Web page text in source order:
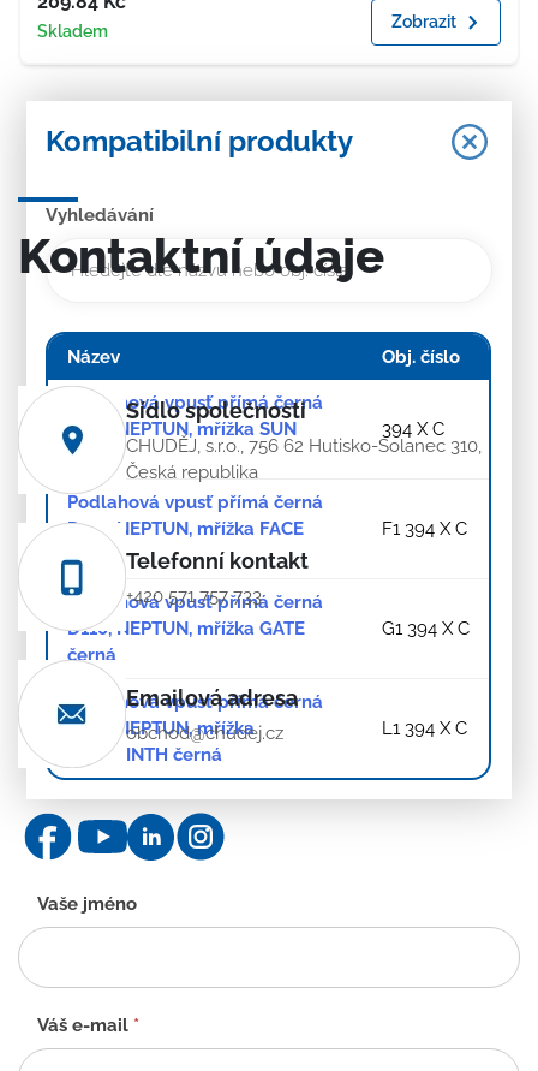
Dostupnost
Skladem Zobrazit
Kompatibilní produkty
Vyhledávání
Název Obj. číslo
Podlahová vpusť přímá černá
D110, NEPTUN, mřížka SUN
černá
394 X C
Podlahová vpusť přímá černá
D110, NEPTUN, mřížka FACE
černá
F1 394 X C
Podlahová vpusť přímá černá
D110, NEPTUN, mřížka GATE
černá
G1 394 X C
Podlahová vpusť přímá černá
D110, NEPTUN, mřížka
LABYRINTH černá
L1 394 X C
Kontaktní údaje
Sídlo společnosti
CHUDĚJ, s.r.o., 756 62 Hutisko-Solanec 310,
Česká republika
Telefonní kontakt
+420 571 757 733
Emailová adresa
obchod@chudej.cz
Kontaktní
formulář
-
CZ
Vaše jméno
Váš e-mail *